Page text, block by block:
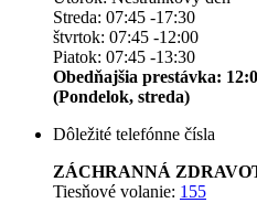
Streda: 07:45 -17:30
štvrtok: 07:45 -12:00
Piatok: 07:45 -13:30
Obedňajšia prestávka:
(Pondelok, streda)
Dôležité telefónne čísla
ZÁCHRANNÁ
Tiesňové volanie: 155